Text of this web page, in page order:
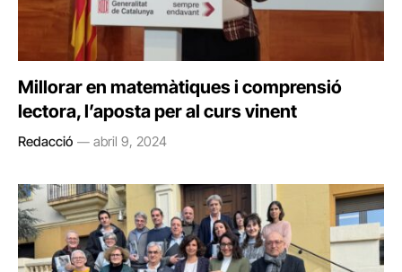
Millorar en matemàtiques i comprensió
lectora, l’aposta per al curs vinent
Redacció abril 9, 2024